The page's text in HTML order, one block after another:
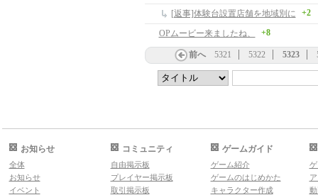
[返事]体験台設置店舗を地域別に +2
OPムービー来ましたね、 +8
前へ 5321 5322 5323
お知らせ
全体
お知らせ
イベント
コミュニティ
自由掲示板
プレイヤー掲示板
取引掲示板
ゲームガイド
ゲーム紹介
ゲームのはじめかた
キャラクター作成